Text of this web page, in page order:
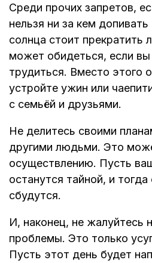
Среди прочих запретов,
нельзя ни за кем
солнца стоит
может обидеться, если
трудиться. Вместо этого
устройте ужин или
с семьёй и друзьями.
Не делитесь своими
другими людьми. Это
осуществлению. Пусть
останутся тайной, и
сбудутся.
И, наконец, не жалуйтесь
проблемы. Это только
Пусть этот день будет